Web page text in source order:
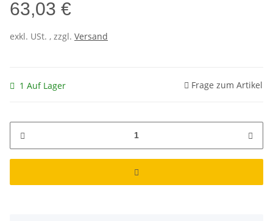
63,03 €
exkl. USt. , zzgl. Versand
1 Auf Lager Frage zum Artikel